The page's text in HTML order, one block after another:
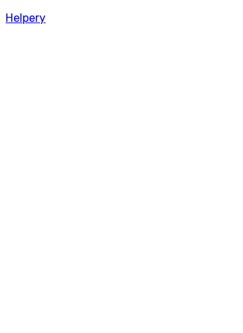
Helpery